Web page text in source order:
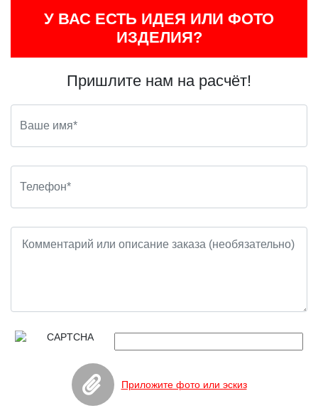
У ВАС ЕСТЬ ИДЕЯ ИЛИ ФОТО
ИЗДЕЛИЯ?
Пришлите нам на расчёт!
Приложите фото или эскиз